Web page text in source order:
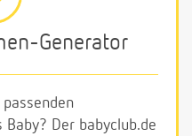
Generator
Der babyclub.de